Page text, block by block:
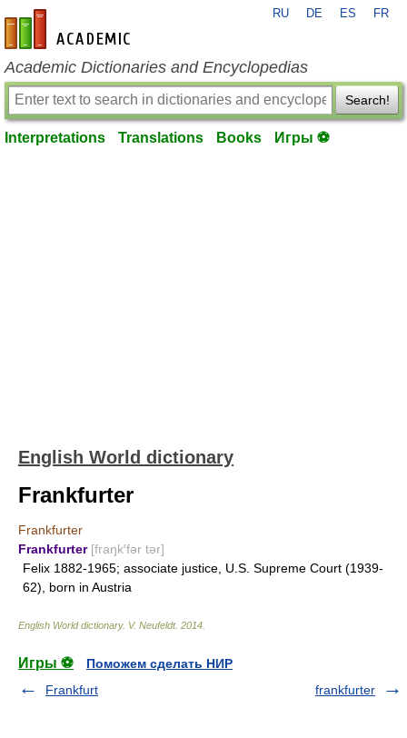
en-academic.com
RU DE ES FR
Academic Dictionaries and Encyclopedias
Search!
Interpretations Translations Books Игры ⚽
English World dictionary
Frankfurter
Frankfurter
Frankfurter [fraŋk′fər tər]
Felix 1882-1965; associate justice, U.S. Supreme Court (1939-
62), born in Austria
English World dictionary. V. Neufeldt. 2014
Игры ⚽
Поможем сделать НИР
Frankfurt
frankfurter